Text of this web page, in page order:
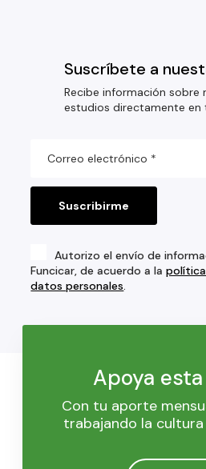
Suscríbete a
Recibe información sobre
estudios directamente en
Autorizo el envío de
Funcicar, de acuerdo a la
datos personales.
Apoya
Con tu aporte
trabajando la